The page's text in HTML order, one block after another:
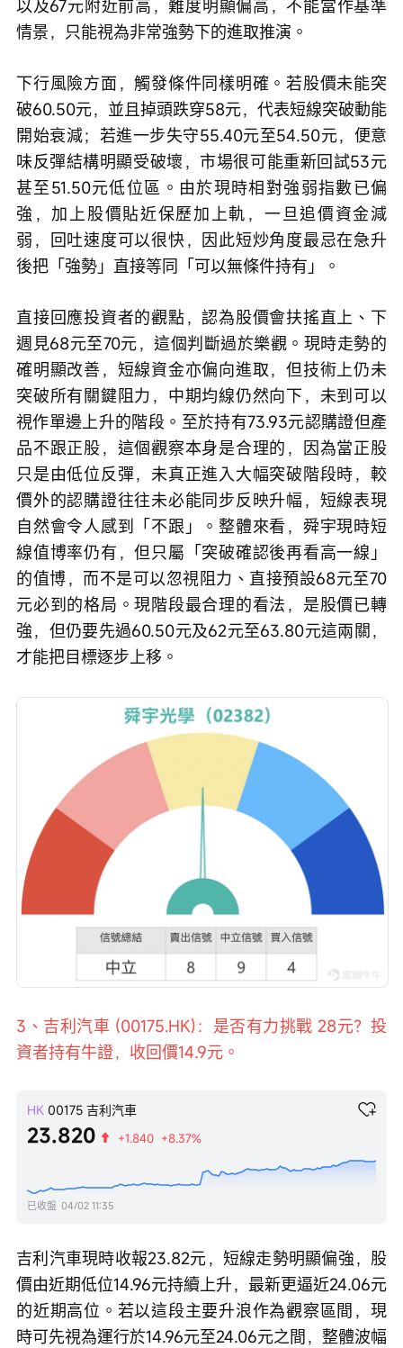
以及67元附近前高，難度明顯偏高，不能當作基準
情景，只能視為非常強勢下的進取推演。
下行風險方面，觸發條件同樣明確。若股價未能突
破60.50元，並且掉頭跌穿58元，代表短線突破動能
開始衰減；若進一步失守55.40元至54.50元，便意
味反彈結構明顯受破壞，市場很可能重新回試53元
甚至51.50元低位區。由於現時相對強弱指數已偏
強，加上股價貼近保歷加上軌，一旦追價資金減
弱，回吐速度可以很快，因此短炒角度最忌在急升
後把「強勢」直接等同「可以無條件持有」。
直接回應投資者的觀點，認為股價會扶搖直上、下
週見68元至70元，這個判斷過於樂觀。現時走勢的
確明顯改善，短線資金亦偏向進取，但技術上仍未
突破所有關鍵阻力，中期均線仍然向下，未到可以
視作單邊上升的階段。至於持有73.93元認購證但產
品不跟正股，這個觀察本身是合理的，因為當正股
只是由低位反彈，未真正進入大幅突破階段時，較
價外的認購證往往未必能同步反映升幅，短線表現
自然會令人感到「不跟」。整體來看，舜宇現時短
線值博率仍有，但只屬「突破確認後再看高一線」
的值博，而不是可以忽視阻力、直接預設68元至70
元必到的格局。現階段最合理的看法，是股價已轉
強，但仍要先過60.50元及62元至63.80元這兩關，
才能把目標逐步上移。
3、吉利汽車 (00175.HK)：是否有力挑戰 28元？投
資者持有牛證，收回價14.9元。
HK 00175 吉利汽車
23.820 +1.840 +8.37%
已收盤 04/02 11:35
吉利汽車現時收報23.82元，短線走勢明顯偏強，股
價由近期低位14.96元持續上升，最新更逼近24.06元
的近期高位。若以這段主要升浪作為觀察區間，現
時可先視為運行於14.96元至24.06元之間，整體波幅